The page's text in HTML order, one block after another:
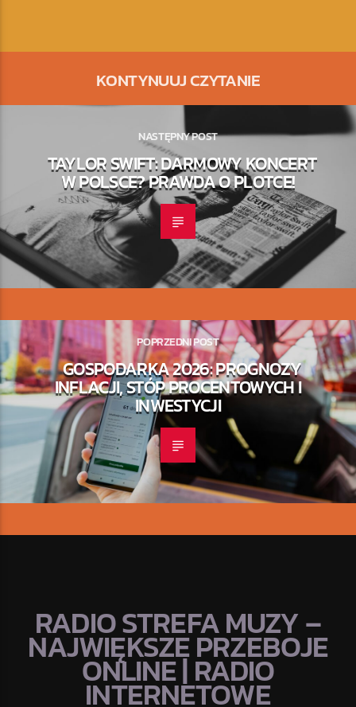
KONTYNUUJ CZYTANIE
NASTĘPNY POST
TAYLOR SWIFT: DARMOWY KONCERT
W POLSCE? PRAWDA O PLOTCE!
POPRZEDNI POST
GOSPODARKA 2026: PROGNOZY
INFLACJI, STÓP PROCENTOWYCH I
INWESTYCJI
RADIO STREFA MUZY –
NAJWIĘKSZE PRZEBOJE
ONLINE | RADIO
INTERNETOWE